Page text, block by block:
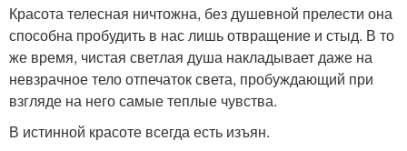
Красота телесная ничтожна, без душевной прелести она
способна пробудить в нас лишь отвращение и стыд. В то
же время, чистая светлая душа накладывает даже на
невзрачное тело отпечаток света, пробуждающий при
взгляде на него самые теплые чувства.
В истинной красоте всегда есть изъян.